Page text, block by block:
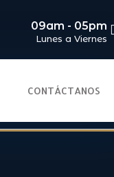
09am - 05pm
Lunes a Viernes
CONTÁCTANOS